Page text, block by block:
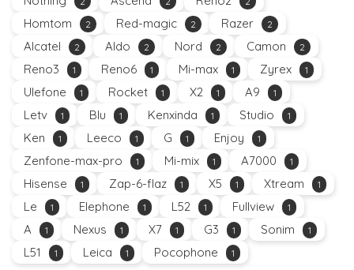
Homtom 2 Red-magic 2 Razer 2
Alcatel 2 Aldo 2 Nord 2 Camon 2
Reno3 1 Reno6 1 Mi-max 1 Zyrex 1
Ulefone 1 Rocket 1 X2 1 A9 1
Letv 1 Blu 1 Kenxinda 1 Studio 1
Ken 1 Leeco 1 G 1 Enjoy 1
Zenfone-max-pro 1 Mi-mix 1 A7000 1
Hisense 1 Zap-6-flaz 1 X5 1 Xtream 1
Le 1 Elephone 1 L52 1 Fullview 1
A 1 Nexus 1 X7 1 G3 1 Sonim 1
L51 1 Leica 1 Pocophone 1